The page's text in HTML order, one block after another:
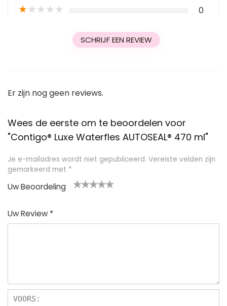
★★★★★ 0
SCHRIJF EEN REVIEW
Er zijn nog geen reviews.
Wees de eerste om te beoordelen voor
"Contigo® Luxe Waterfles AUTOSEAL® 470 ml"
Je e-mailadres wordt niet gepubliceerd. Vereiste velden zijn
gemarkeerd met *
Uw Beoordeling
Uw Review *